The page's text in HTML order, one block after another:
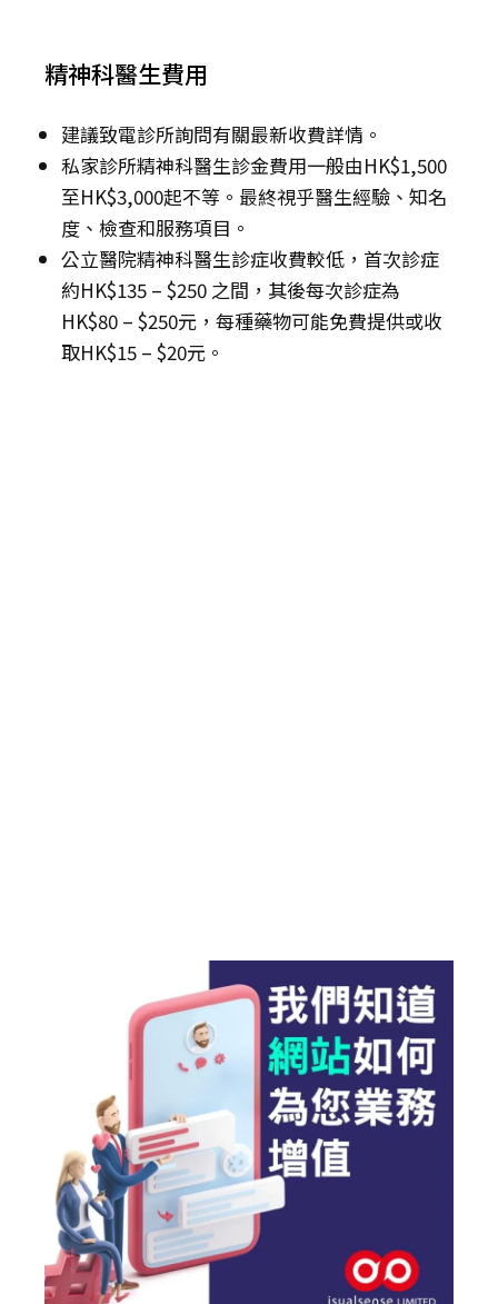
精神科醫生費用
建議致電診所詢問有關最新收費詳情。
私家診所精神科醫生診金費用一般由HK$1,500
至HK$3,000起不等。最終視乎醫生經驗、知名
度、檢查和服務項目。
公立醫院精神科醫生診症收費較低，首次診症
約HK$135 – $250 之間，其後每次診症為
HK$80 – $250元，每種藥物可能免費提供或收
取HK$15 – $20元。